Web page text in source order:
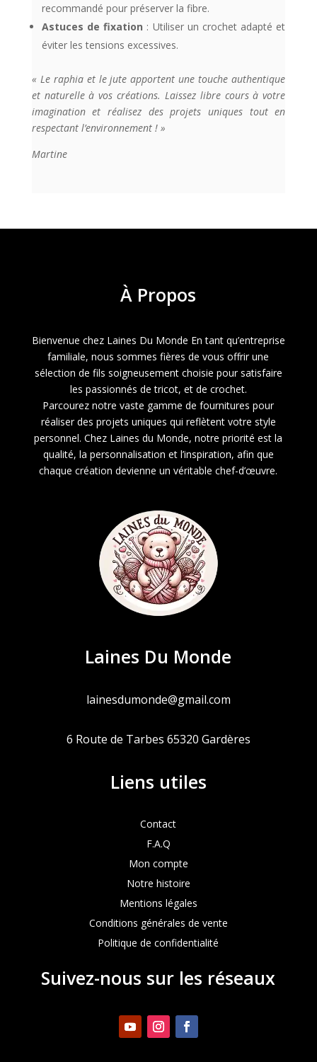
recommandé pour préserver la fibre.
Astuces de fixation : Utiliser un crochet adapté et
éviter les tensions excessives.
« Le raphia et le jute apportent une touche authentique
et naturelle à vos créations. Laissez libre cours à votre
imagination et réalisez des projets uniques tout en
respectant l’environnement ! »
Martine
À Propos
Bienvenue chez Laines Du Monde En tant qu’entreprise
familiale, nous sommes fières de vous offrir une
sélection de fils soigneusement choisie pour satisfaire
les passionnés de tricot, et de crochet.
Parcourez notre vaste gamme de fournitures pour
réaliser des projets uniques qui reflètent votre style
personnel. Chez Laines du Monde, notre priorité est la
qualité, la personnalisation et l’inspiration, afin que
chaque création devienne un véritable chef-d’œuvre.
Laines Du Monde
lainesdumonde@gmail.com
6 Route de Tarbes 65320 Gardères
Liens utiles
Contact
F.A.Q
Mon compte
Notre histoire
Mentions légales
Conditions générales de vente
Politique de confidentialité
Suivez-nous sur les réseaux